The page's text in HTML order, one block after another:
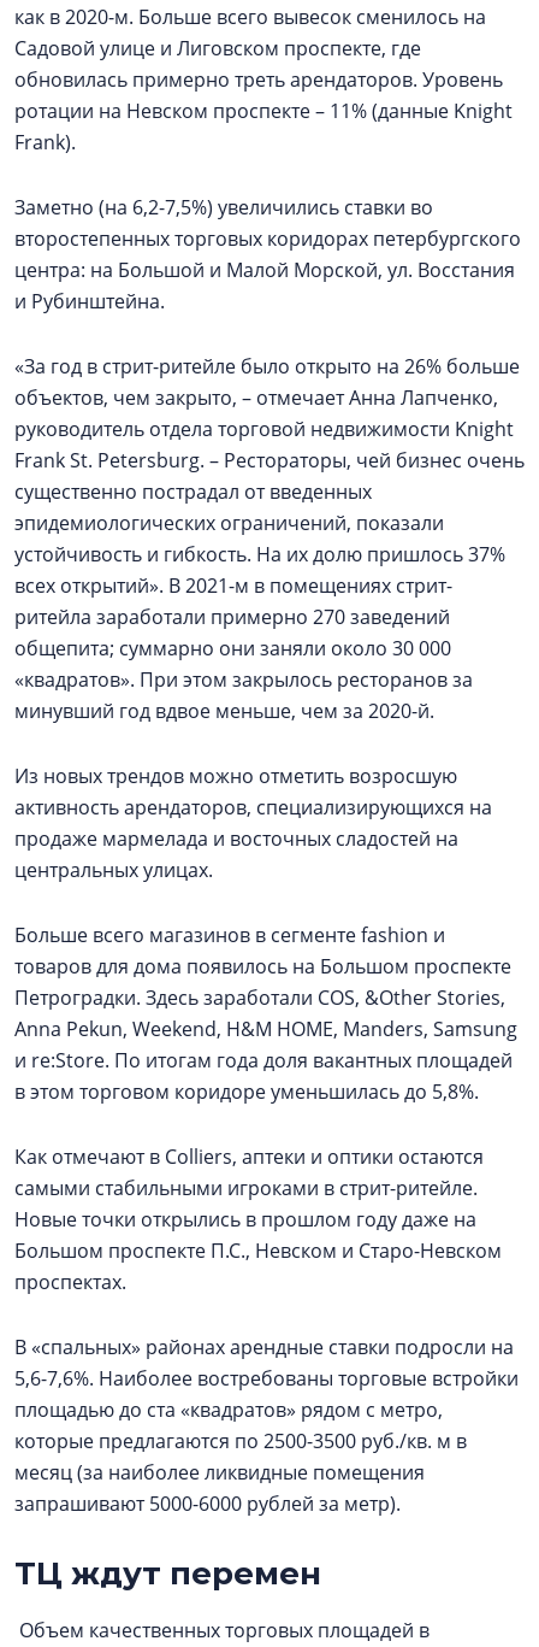
как в 2020-м. Больше всего вывесок сменилось на
Садовой улице и Лиговском проспекте, где
обновилась примерно треть арендаторов. Уровень
ротации на Невском проспекте – 11% (данные Knight
Frank).
Заметно (на 6,2-7,5%) увеличились ставки во
второстепенных торговых коридорах петербургского
центра: на Большой и Малой Морской, ул. Восстания
и Рубинштейна.
«За год в стрит-ритейле было открыто на 26% больше
объектов, чем закрыто, – отмечает Анна Лапченко,
руководитель отдела торговой недвижимости Knight
Frank St. Petersburg. – Рестораторы, чей бизнес очень
существенно пострадал от введенных
эпидемиологических ограничений, показали
устойчивость и гибкость. На их долю пришлось 37%
всех открытий». В 2021-м в помещениях стрит-
ритейла заработали примерно 270 заведений
общепита; суммарно они заняли около 30 000
«квадратов». При этом закрылось ресторанов за
минувший год вдвое меньше, чем за 2020-й.
Из новых трендов можно отметить возросшую
активность арендаторов, специализирующихся на
продаже мармелада и восточных сладостей на
центральных улицах.
Больше всего магазинов в сегменте fashion и
товаров для дома появилось на Большом проспекте
Петроградки. Здесь заработали COS, &Other Stories,
Anna Pekun, Weekend, H&M HOME, Manders, Samsung
и re:Store. По итогам года доля вакантных площадей
в этом торговом коридоре уменьшилась до 5,8%.
Как отмечают в Colliers, аптеки и оптики остаются
самыми стабильными игроками в стрит-ритейле.
Новые точки открылись в прошлом году даже на
Большом проспекте П.С., Невском и Старо-Невском
проспектах.
В «спальных» районах арендные ставки подросли на
5,6-7,6%. Наиболее востребованы торговые встройки
площадью до ста «квадратов» рядом с метро,
которые предлагаются по 2500-3500 руб./кв. м в
месяц (за наиболее ликвидные помещения
запрашивают 5000-6000 рублей за метр).
ТЦ ждут перемен
Объем качественных торговых площадей в